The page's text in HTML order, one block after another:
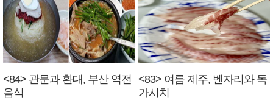
<84> 관문과 환대, 부산 역전
음식
<83> 여름 제주, 벤자리와 독
가시치